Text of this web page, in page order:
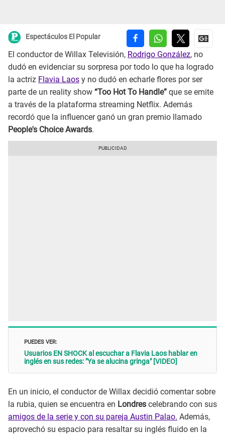
Espectáculos El Popular
El conductor de Willax Televisión, Rodrigo González, no
dudó en evidenciar su sorpresa por todo lo que ha logrado
la actriz Flavia Laos y no dudó en echarle flores por ser
parte de un reality show “Too Hot To Handle” que se emite
a través de la plataforma streaming Netflix. Además
recordó que la influencer ganó un gran premio llamado
People's Choice Awards.
PUEDES VER:
Usuarios EN SHOCK al escuchar a Flavia Laos hablar en
inglés en sus redes: "Ya se alucina gringa" [VIDEO]
En un inicio, el conductor de Willax decidió comentar sobre
la rubia, quien se encuentra en Londres celebrando con sus
amigos de la serie y con su pareja Austin Palao. Además,
aprovechó su espacio para resaltar su inglés fluido en la